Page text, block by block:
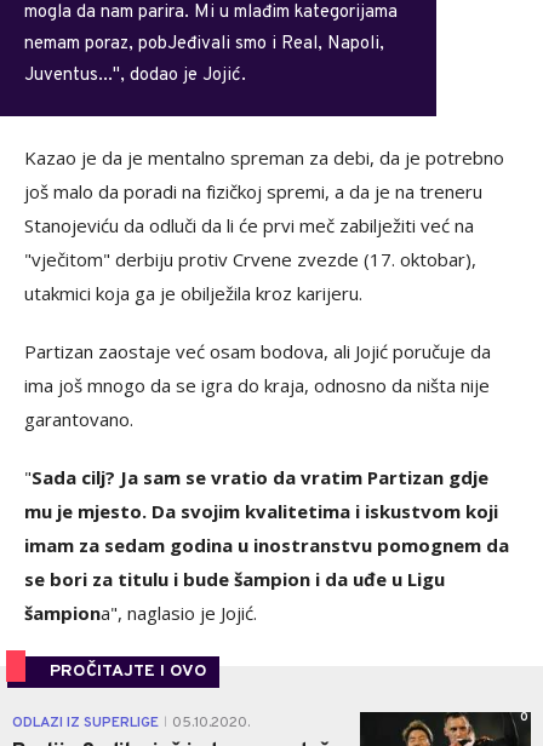
mogla da nam parira. Mi u mlađim kategorijama
nemam poraz, pobJeđivali smo i Real, Napoli,
Juventus...", dodao je Jojić.
Kazao je da je mentalno spreman za debi, da je potrebno
još malo da poradi na fizičkoj spremi, a da je na treneru
Stanojeviću da odluči da li će prvi meč zabilježiti već na
"vječitom" derbiju protiv Crvene zvezde (17. oktobar),
utakmici koja ga je obilježila kroz karijeru.
Partizan zaostaje već osam bodova, ali Jojić poručuje da
ima još mnogo da se igra do kraja, odnosno da ništa nije
garantovano.
"Sada cilj? Ja sam se vratio da vratim Partizan gdje
mu je mjesto. Da svojim kvalitetima i iskustvom koji
imam za sedam godina u inostranstvu pomognem da
se bori za titulu i bude šampion i da uđe u Ligu
šampiona", naglasio je Jojić.
PROČITAJTE I OVO
ODLAZI IZ SUPERLIGE 05.10.2020. 0